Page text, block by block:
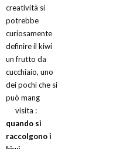
creatività si
potrebbe
curiosamente
definire il kiwi
un frutto da
cucchiaio, uno
dei pochi che si
può mang
visita :
quando si
raccolgono i